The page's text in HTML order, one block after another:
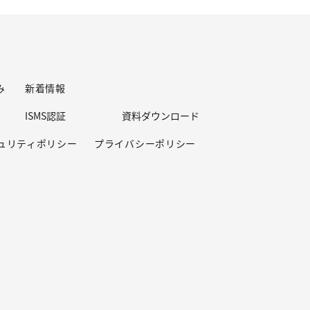
新着情報
ISMS認証
資料ダウンロード
リティポリシー
プライバシーポリシー